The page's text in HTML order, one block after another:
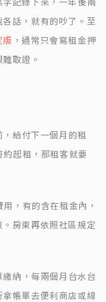
話，就有的吵了。至
版 ，通常只會寫租金押
取證。
給付下一個月的租
起租，那租客就要
，有的含在租金內，
房東再依照社區規定
納，每兩個月台水台
帳單去便利商店或線